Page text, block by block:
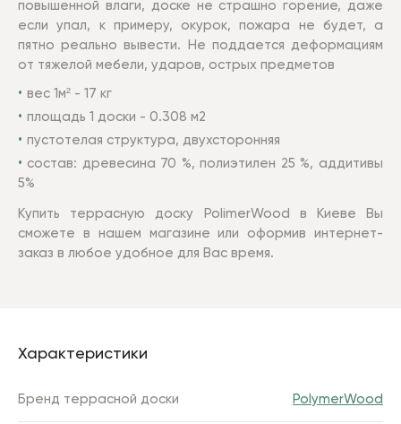
повышенной влаги, доске не страшно горение, даже
если упал, к примеру, окурок, пожара не будет, а
пятно реально вывести. Не поддается деформациям
от тяжелой мебели, ударов, острых предметов
вес 1м² - 17 кг
площадь 1 доски - 0.308 м2
пустотелая структура, двухсторонняя
состав: древесина 70 %, полиэтилен 25 %, аддитивы
5%
Купить террасную доску PolimerWood в Киеве Вы
сможете в нашем магазине или оформив интернет-
заказ в любое удобное для Вас время.
Характеристики
Бренд террасной доски PolymerWood